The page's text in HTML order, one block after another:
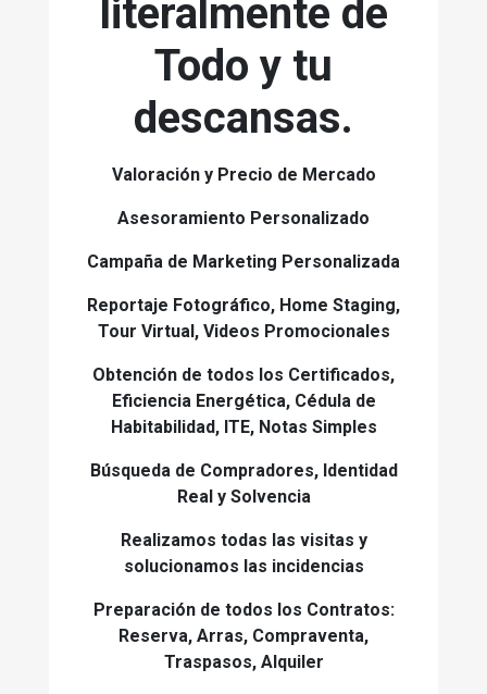
literalmente de
Todo y tu
descansas.
Valoración y Precio de Mercado
Asesoramiento Personalizado
Campaña de Marketing Personalizada
Reportaje Fotográfico, Home Staging,
Tour Virtual, Videos Promocionales
Obtención de todos los Certificados,
Eficiencia Energética, Cédula de
Habitabilidad, ITE, Notas Simples
Búsqueda de Compradores, Identidad
Real y Solvencia
Realizamos todas las visitas y
solucionamos las incidencias
Preparación de todos los Contratos:
Reserva, Arras, Compraventa,
Traspasos, Alquiler